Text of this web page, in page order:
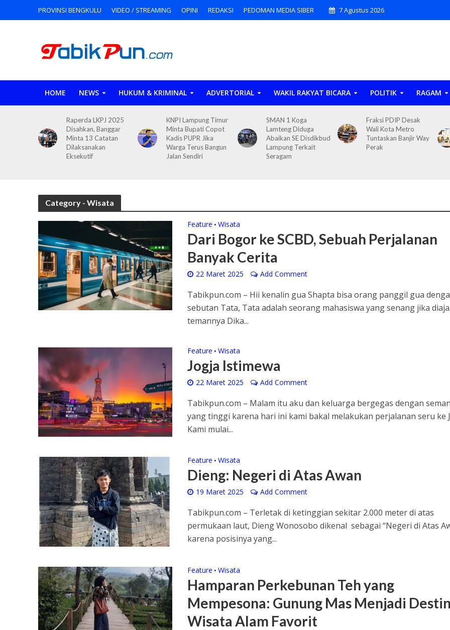
PROVINSI BENGKULU VIDEO / STREAMING OPINI REDAKSI PEDOMAN MEDIA SIBER 7 Agustus 2026
HOME NEWS HUKUM & KRIMINAL ADVERTORIAL WAKIL RAKYAT BICARA POLITIK RAGAM
Raperda LKPJ 2025
Disahkan, Banggar
Minta 13 Catatan
Dilaksanakan
Eksekutif
KNPI Lampung Timur
Minta Bupati Copot
Kadis PUPR Jika
Warga Terus Bangun
Jalan Sendiri
SMAN 1 Koga
Lamteng Diduga
Abaikan SE Disdikbud
Lampung Terkait
Seragam
Fraksi PDIP Desak
Wali Kota Metro
Tuntaskan Banjir Way
Perak
Category - Wisata
Feature • Wisata
Dari Bogor ke SCBD, Sebuah Perjalanan
Banyak Cerita
22 Maret 2025 Add Comment
Tabikpun.com – Hii kenalin gua Shapta bisa orang panggil gua
sebutan Tata, Tata adalah seorang mahasiswa yang senang jika
temannya Dika...
Feature • Wisata
Jogja Istimewa
22 Maret 2025 Add Comment
Tabikpun.com – Malam itu aku dan keluarga bergegas dengan
yang tinggi karena hari ini kami bakal melakukan perjalanan seru ke
Kami mulai...
Feature • Wisata
Dieng: Negeri di Atas Awan
19 Maret 2025 Add Comment
Tabikpun.com – Terletak di ketinggian sekitar 2.000 meter di atas
permukaan laut, Dieng Wonosobo dikenal sebagai “Negeri di Atas
karena posisinya yang...
Feature • Wisata
Hamparan Perkebunan Teh yang
Mempesona: Gunung Mas Menjadi
Wisata Alam Favorit